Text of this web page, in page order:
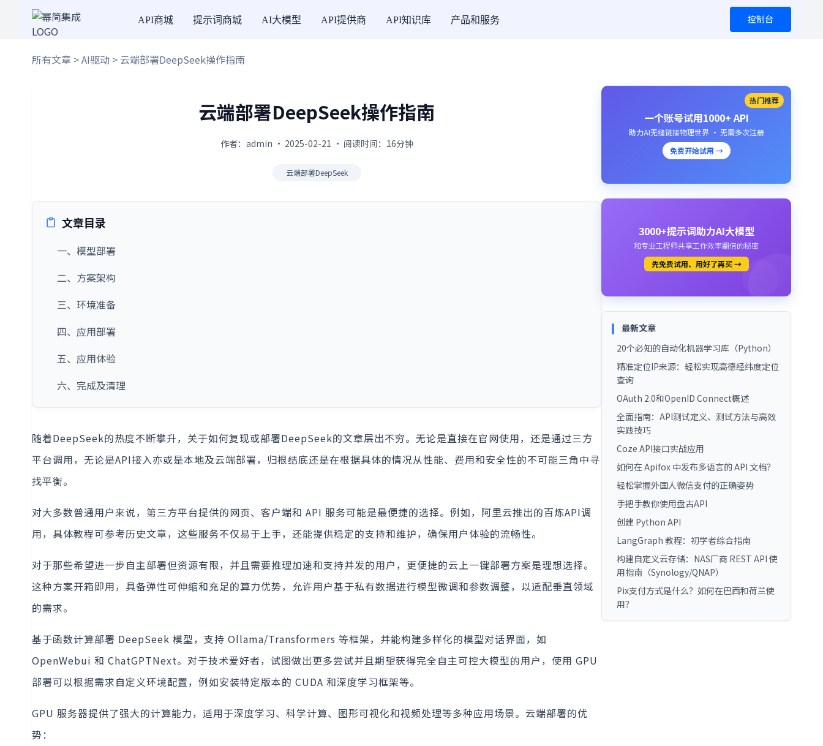
API商城 提示词商城 AI大模型 API提供商 API知识库 产品和服务 控制台
所有文章 >AI驱动 > 云端部署DeepSeek操作指南
云端部署DeepSeek操作指南
作者：admin · 2025-02-21 · 阅读时间：16分钟
云端部署DeepSeek
文章目录
一、模型部署
二、方案架构
三、环境准备
四、应用部署
五、应用体验
六、完成及清理
随着DeepSeek的热度不断攀升，关于如何复现或部署DeepSeek的文章层出不穷。无论是直接在官网使用，还是通过三方
平台调用，无论是API接入亦或是本地及云端部署，归根结底还是在根据具体的情况从性能、费用和安全性的不可能三角中寻
找平衡。
对大多数普通用户来说，第三方平台提供的网页、客户端和 API 服务可能是最便捷的选择。例如，阿里云推出的百炼API调
用，具体教程可参考历史文章，这些服务不仅易于上手，还能提供稳定的支持和维护，确保用户体验的流畅性。
对于那些希望进一步自主部署但资源有限，并且需要推理加速和支持并发的用户，更便捷的云上一键部署方案是理想选择。
这种方案开箱即用，具备弹性可伸缩和充足的算力优势，允许用户基于私有数据进行模型微调和参数调整，以适配垂直领域
的需求。
基于函数计算部署 DeepSeek 模型，支持 Ollama/Transformers 等框架，并能构建多样化的模型对话界面，如
OpenWebui 和 ChatGPTNext。对于技术爱好者，试图做出更多尝试并且期望获得完全自主可控大模型的用户，使用 GPU
部署可以根据需求自定义环境配置，例如安装特定版本的 CUDA 和深度学习框架等。
GPU 服务器提供了强大的计算能力，适用于深度学习、科学计算、图形可视化和视频处理等多种应用场景。云端部署的优
势：
热门推荐
一个账号试用1000+ API
助力AI无缝链接物理世界 · 无需多次注册
免费开始试用 →
3000+提示词助力AI大模型
和专业工程师共享工作效率翻倍的秘密
先免费试用、用好了再买 →
最新文章
20个必知的自动化机器学习库（Python）
精准定位IP来源：轻松实现高德经纬度定位
查询
OAuth 2.0和OpenID Connect概述
全面指南：API测试定义、测试方法与高效
实践技巧
Coze API接口实战应用
如何在 Apifox 中发布多语言的 API 文档？
轻松掌握外国人微信支付的正确姿势
手把手教你使用盘古API
创建 Python API
LangGraph 教程：初学者综合指南
构建自定义云存储：NAS厂商 REST API 使
用指南（Synology/QNAP）
Pix支付方式是什么？如何在巴西和荷兰使
用？